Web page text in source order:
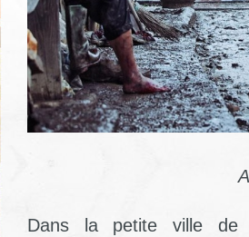
Dans la petite ville de